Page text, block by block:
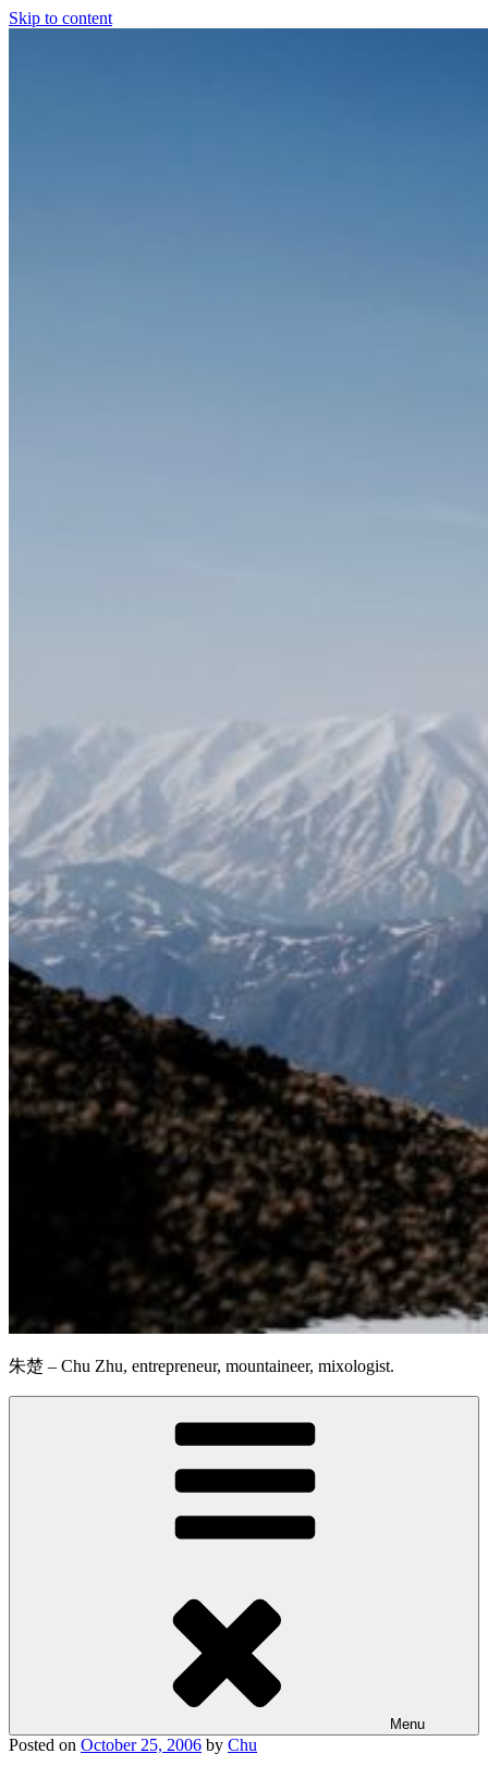
Skip to content
朱楚 – Chu Zhu, entrepreneur, mountaineer, mixologist.
Menu
Posted on October 25, 2006 by Chu